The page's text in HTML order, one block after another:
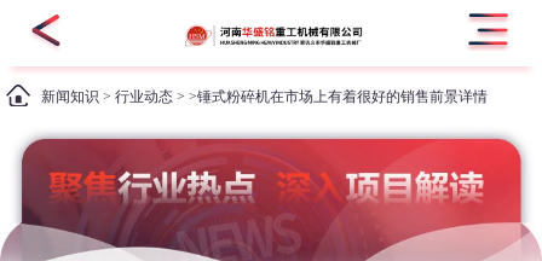
新闻知识 >行业动态 > >锤式粉碎机在市场上有着很好的销售前景详情